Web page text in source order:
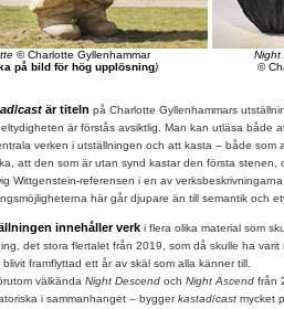
© Charlotte Gyllenhammar
på bild för hög upplösning)
Night
©
/castär titeln på Charlotte Gyllenhammars
är förstås avsiktlig. Man kan utläsa både
verken i utställningen och att kasta – både som
att den som är utan synd kastar den första stenen,
Wittgenstein-referensen i en av
här går djupare än till semantik och
innehåller verki flera olika material som
det stora flertalet från 2019, som då skulle ha
framflyttad ett år av skäl som alla känner till.
välkända Night Descendoch Night Ascendfrån
i sammanhanget – byggerkastad/castmycket